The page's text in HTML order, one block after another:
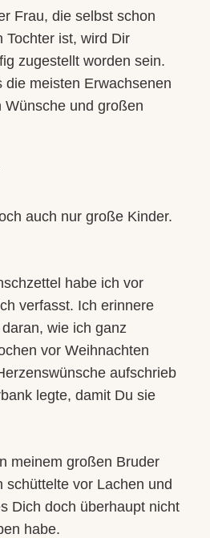
Frau, die selbst schon
Tochter ist, wird Dir
zugestellt worden sein.
meisten Erwachsenen
und großen
auch nur große Kinder.
habe ich vor
verfasst. Ich erinnere
wie ich ganz
vor Weihnachten
aufschrieb
legte, damit Du sie
meinem großen Bruder
schüttelte vor Lachen und
Dich doch überhaupt nicht
habe.